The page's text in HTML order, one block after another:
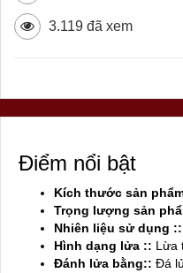
3.119 đã xem
Điểm nổi bật
Kích thước sản
Trọng lượng sản
Nhiên liệu sử dụng ::
Hình dạng lửa :: Lừa
Đánh lửa bằng:: Đá